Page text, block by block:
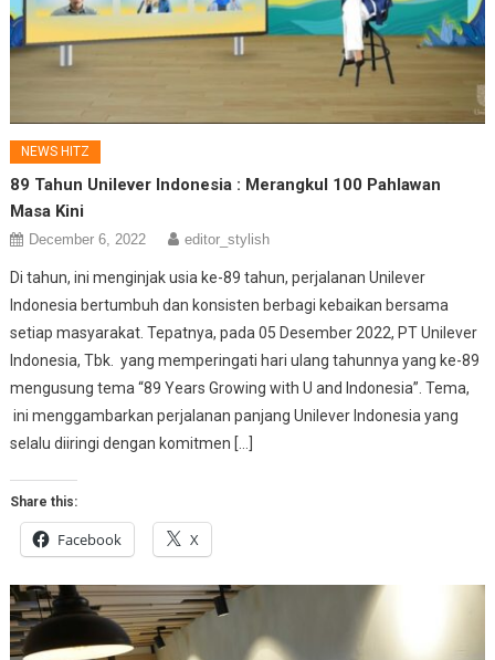
NEWS HITZ
89 Tahun Unilever Indonesia : Merangkul 100 Pahlawan
Masa Kini
December 6, 2022 editor_stylish
Di tahun, ini menginjak usia ke-89 tahun, perjalanan Unilever
Indonesia bertumbuh dan konsisten berbagi kebaikan bersama
setiap masyarakat. Tepatnya, pada 05 Desember 2022, PT Unilever
Indonesia, Tbk. yang memperingati hari ulang tahunnya yang ke-89
mengusung tema “89 Years Growing with U and Indonesia”. Tema,
ini menggambarkan perjalanan panjang Unilever Indonesia yang
selalu diiringi dengan komitmen […]
Share this:
Facebook X